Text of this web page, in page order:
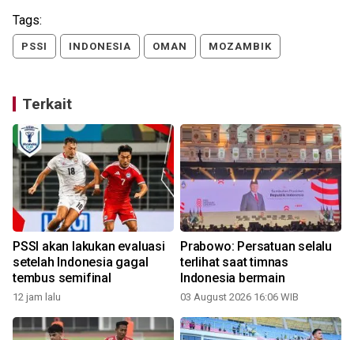
Tags:
PSSI INDONESIA OMAN MOZAMBIK
Terkait
PSSI akan lakukan evaluasi
setelah Indonesia gagal
tembus semifinal
12 jam lalu
Prabowo: Persatuan selalu
terlihat saat timnas
Indonesia bermain
03 August 2026 16:06 WIB